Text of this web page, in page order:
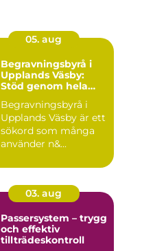
05. aug
Begravningsbyrå i
Upplands Väsby:
Stöd genom hela
Begravningsbyrå i
Upplands Väsby är ett
sökord som många
använder n&...
03. aug
Passersystem – trygg
och effektiv
tillträdeskontroll